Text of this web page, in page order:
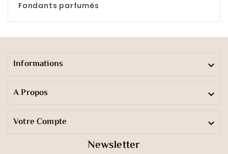
Fondants parfumés
Informations 
A Propos 
Votre Compte 
Newsletter